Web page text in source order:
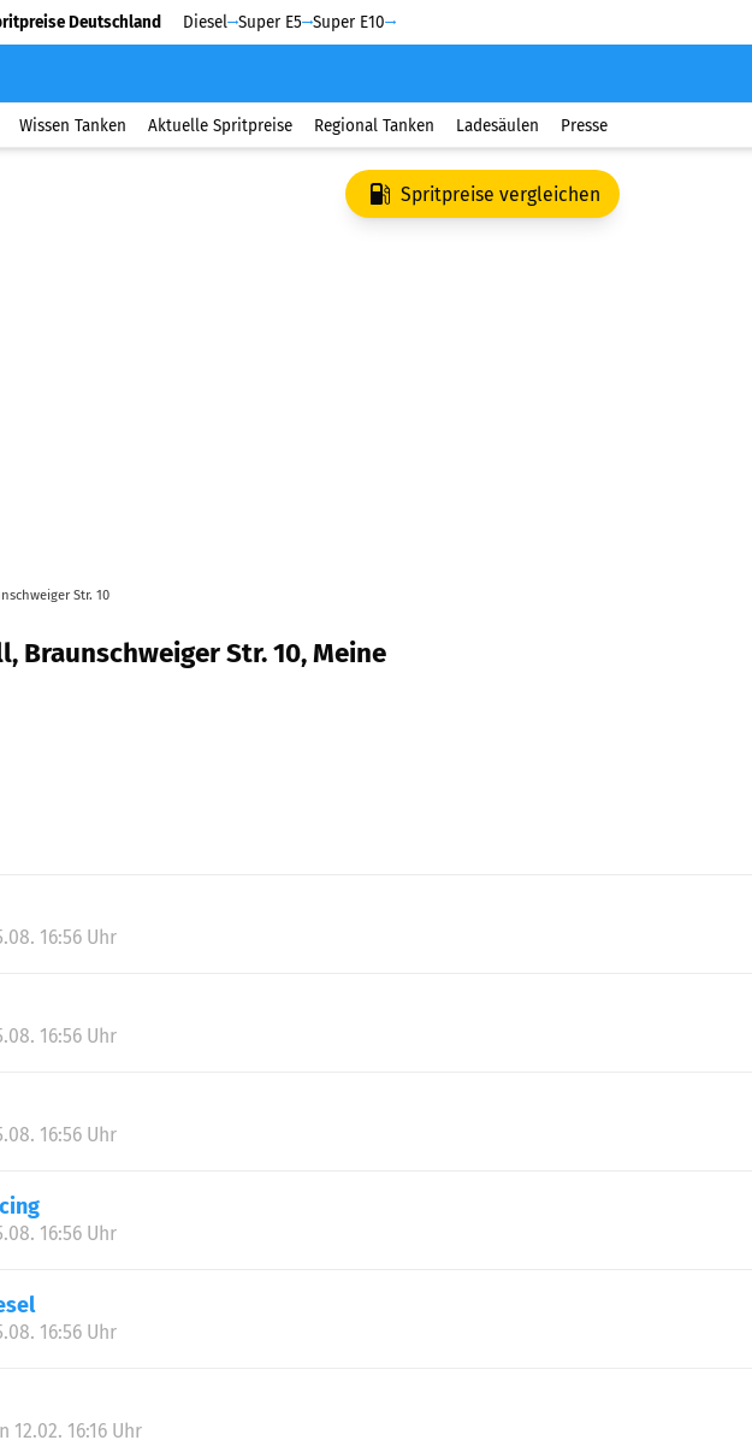
Deutschland Diesel Super E5 Super E10
Wissen Tanken Aktuelle Spritpreise Regional Tanken Ladesäulen Presse
Spritpreise vergleichen
Str. 10
Braunschweiger Str. 10, Meine
16:56 Uhr
16:56 Uhr
16:56 Uhr
16:56 Uhr
16:56 Uhr
12.02. 16:16 Uhr